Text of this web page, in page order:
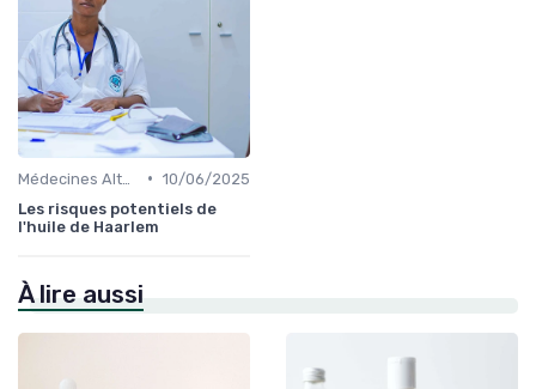
• 10/06/2025
Les risques potentiels de
l'huile de Haarlem
À lire aussi